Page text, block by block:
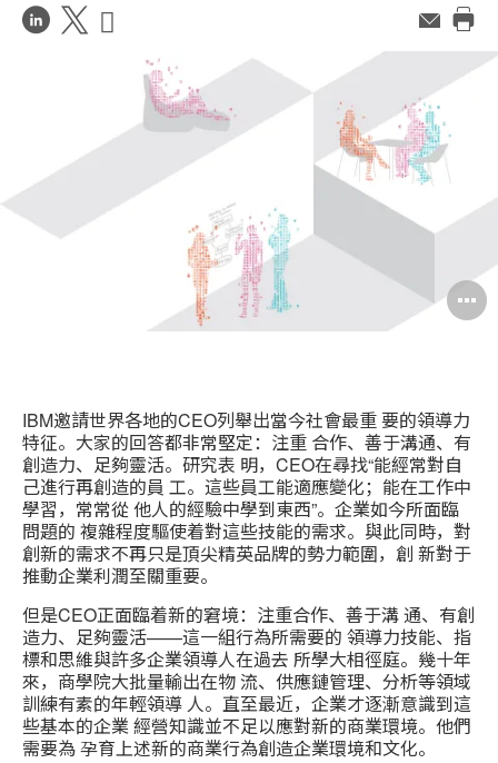
在
Share
Weibo
Little
Red
Book
邮
印
IBM邀請世界各地的CEO列舉出當今社會最重 要的領導力
特征。大家的回答都非常堅定：注重 合作、善于溝通、有
創造力、足夠靈活。研究表 明，CEO在尋找“能經常對自
己進行再創造的員 工。這些員工能適應變化；能在工作中
學習，常常從 他人的經驗中學到東西”。企業如今所面臨
問題的 複雜程度驅使着對這些技能的需求。與此同時，對
創新的需求不再只是頂尖精英品牌的勢力範圍，創 新對于
推動企業利潤至關重要。
但是CEO正面臨着新的窘境：注重合作、善于溝 通、有創
造力、足夠靈活——這一組行為所需要的 領導力技能、指
標和思維與許多企業領導人在過去 所學大相徑庭。幾十年
來，商學院大批量輸出在物 流、供應鏈管理、分析等領域
訓練有素的年輕領導 人。直至最近，企業才逐漸意識到這
些基本的企業 經營知識並不足以應對新的商業環境。他們
需要為 孕育上述新的商業行為創造企業環境和文化。